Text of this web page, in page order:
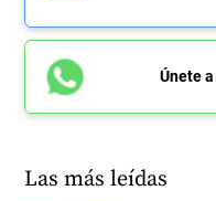
Únete
Las más leídas